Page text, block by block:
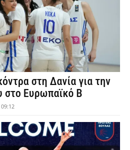
στη Δανία για την
στο Ευρωπαϊκό Β